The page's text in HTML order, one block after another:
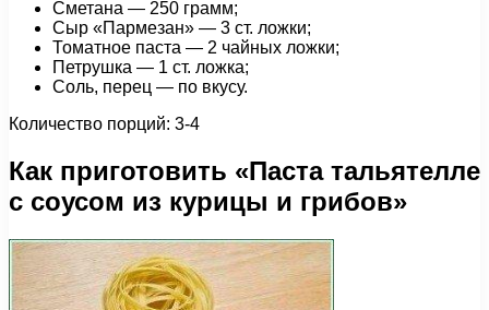
Сметана — 250 грамм;
Сыр «Пармезан» — 3 ст. ложки;
Томатное паста — 2 чайных ложки;
Петрушка — 1 ст. ложка;
Соль, перец — по вкусу.
Количество порций: 3-4
Как приготовить «Паста тальятелле
с соусом из курицы и грибов»